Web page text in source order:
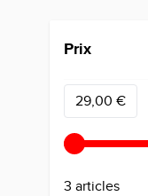
Prix
Minimum value
29,00 €
3 articles